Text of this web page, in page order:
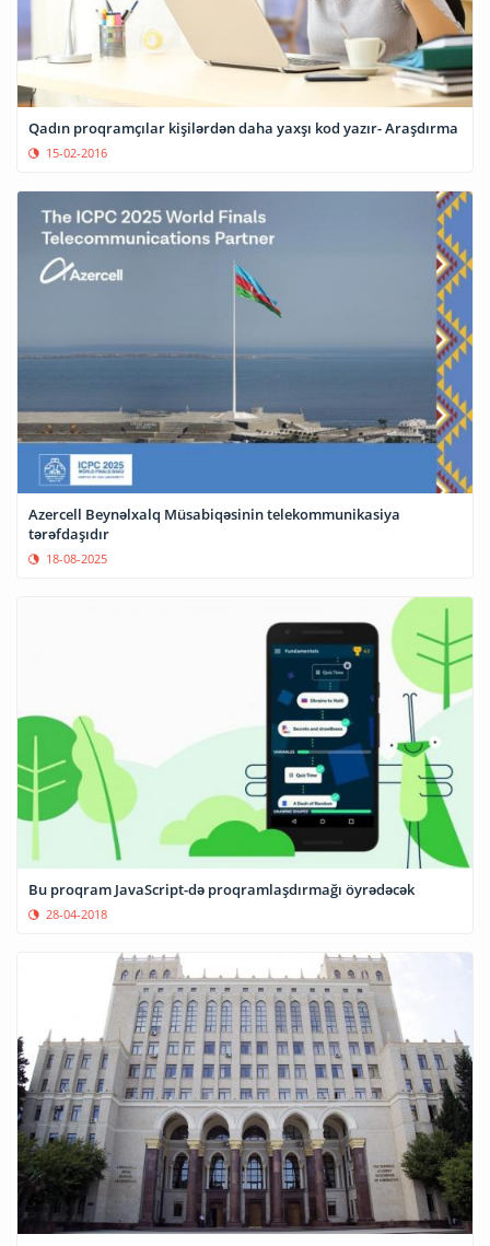
Qadın proqramçılar kişilərdən daha yaxşı kod yazır- Araşdırma
15-02-2016
Azercell Beynəlxalq Müsabiqəsinin telekommunikasiya
tərəfdaşıdır
18-08-2025
Bu proqram JavaScript-də proqramlaşdırmağı öyrədəcək
28-04-2018